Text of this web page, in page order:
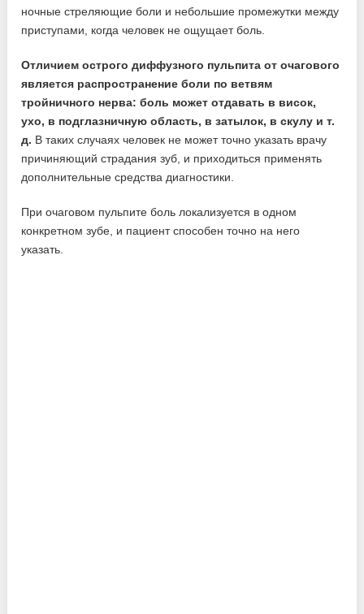
ночные стреляющие боли и небольшие промежутки между
приступами, когда человек не ощущает боль.
Отличием острого диффузного пульпита от очагового
является распространение боли по ветвям
тройничного нерва: боль может отдавать в висок,
ухо, в подглазничную область, в затылок, в скулу и т.
д. В таких случаях человек не может точно указать врачу
причиняющий страдания зуб, и приходиться применять
дополнительные средства диагностики.
При очаговом пульпите боль локализуется в одном
конкретном зубе, и пациент способен точно на него
указать.